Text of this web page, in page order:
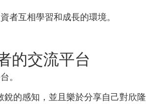
者互相學習和成長的環境。
的交流平台
。
銳的感知，並且樂於分享自己對欣隆